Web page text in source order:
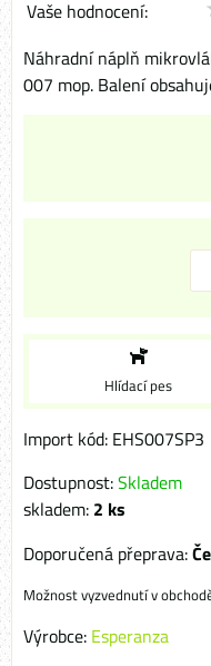
Vaše hodnocení:
Náhradní náplň
007 mop. Balení
Hlídací pes
Import kód: EHS007SP3
Dostupnost:Skladem
skladem: 2 ks
Výrobce: Esperanza